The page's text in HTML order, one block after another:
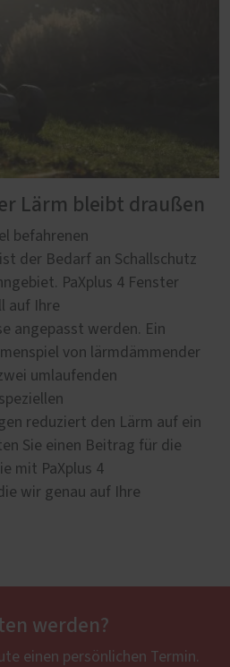
Lärm bleibt draußen
befahrenen
der Bedarf an Schallschutz
PaXplus 4 Fenster
auf Ihre
angepasst werden. Ein
von lärmdämmender
umlaufenden
reduziert den Lärm auf ein
Sie einen Beitrag für die
mit PaXplus 4
wir genau auf Ihre
werden?
einen persönlichen Termin.